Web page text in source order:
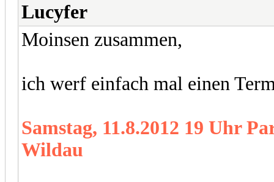
Lucyfer
Moinsen zusammen,
ich werf einfach mal einen
Samstag, 11.8.2012 19 Uhr
Wildau